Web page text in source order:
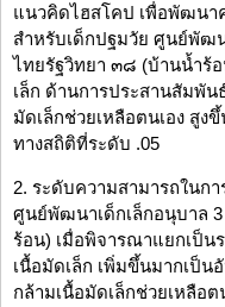
แนวคิดไฮสโคป เพื่อพัฒนา
สำหรับเด็กปฐมวัย ศูนย์พัฒน
ไทยรัฐวิทยา ๓๘ (บ้านน้ำร้
เล็ก ด้านการประสานสัมพัน
มัดเล็กช่วยเหลือตนเอง สู
ทางสถิติที่ระดับ .05
2. ระดับความสามารถในก
ศูนย์พัฒนาเด็กเล็กอนุบาล
ร้อน) เมื่อพิจารณาแยกเป็น
เนื้อมัดเล็ก เพิ่มขึ้นมากเป็น
กล้ามเนื้อมัดเล็กช่วยเหลือ